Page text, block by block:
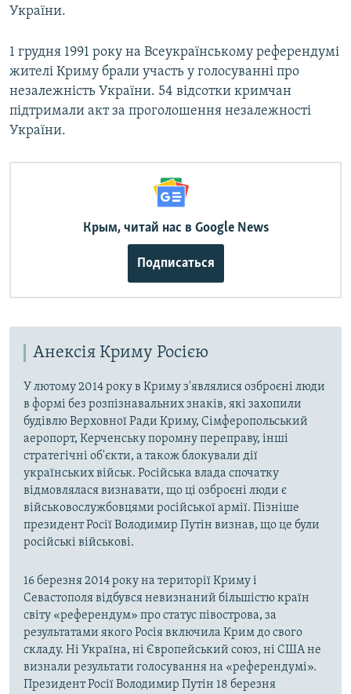
України.
1 грудня 1991 року на Всеукраїнському референдумі
жителі Криму брали участь у голосуванні про
незалежність України. 54 відсотки кримчан
підтримали акт за проголошення незалежності
України.
Крым, читай нас в Google News
Подписаться
Анексія Криму Росією
У лютому 2014 року в Криму з'являлися озброєні люди
в формі без розпізнавальних знаків, які захопили
будівлю Верховної Ради Криму, Сімферопольський
аеропорт, Керченську поромну переправу, інші
стратегічні об'єкти, а також блокували дії
українських військ. Російська влада спочатку
відмовлялася визнавати, що ці озброєні люди є
військовослужбовцями російської армії. Пізніше
президент Росії Володимир Путін визнав, що це були
російські військові.
16 березня 2014 року на території Криму і
Севастополя відбувся невизнаний більшістю країн
світу «референдум» про статус півострова, за
результатами якого Росія включила Крим до свого
складу. Ні Україна, ні Європейський союз, ні США не
визнали результати голосування на «референдумі».
Президент Росії Володимир Путін 18 березня